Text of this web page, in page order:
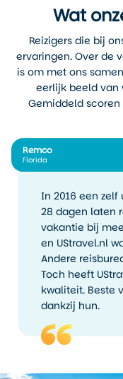
September en oktober
ideaal voor wie liever
het hoogseizoen reist.
temperaturen blijven
aangenaam, de
parken veranderen
naar herfsttinten en
te beleven.
De winter is kalmer
met temperaturen
en sneeuwval. Toch
stad actief. Er wordt
geschaatst op de
gewandeld door de
en in cafés heerst een
knusse sfeer. Als je
naar Madison
met winteractiviteiten,
een goed alternatief
drukke zomermaanden.
Wat
Reizigers die bij
ervaringen. Over de
is om met ons
eerlijk beeld van
Gemiddeld scoren
Remco
Florida
In 2016 een
28 dagen laten
vakantie bij
en UStravel.nl
Andere
Toch heeft
kwaliteit. Beste
dankzij hun.